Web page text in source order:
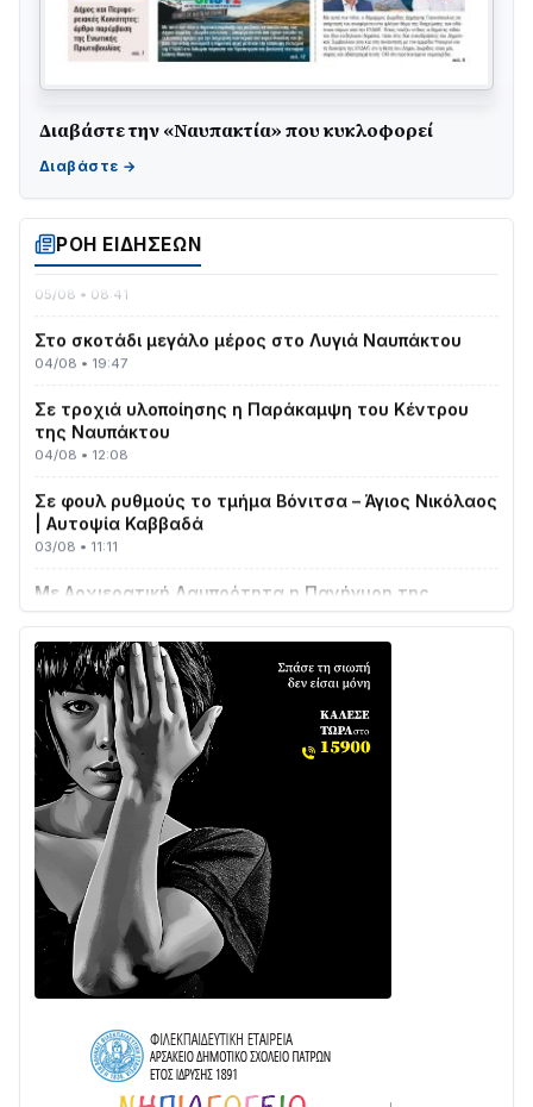
Διαβάστε την «Ναυπακτία» που κυκλοφορεί
ΡΟΗ ΕΙΔΗΣΕΩΝ
Παράδοση, Χορός & Γλέντι!
08/08 • 12:01
ΤΟ ΠΑΡΤΥ ΣΥΝΕΧΙΖΕΤΑΙ…
05/08 • 08:41
04/08 • 19:47
της Ναυπάκτου
04/08 • 12:08
| Αυτοψία Καββαδά
03/08 • 11:11
Μεταμορφώσεως του Σωτήρος στο Γολέμι
03/08 • 07:45
Ενισχύεται η Πολιτική Προστασία στο Δήμο Αγρινίου
με δύο νέα υδροφόρα οχήματα
02/08 • 18:26
Διαβάστε την «Ναυπακτία» που κυκλοφορεί
31/07 • 08:16
Δωρίδα για Όλους: «Καμία εκχώρηση των νερών
στην ΕΥΔΑΠ»
28/07 • 21:46
Διαβάστε την «Ναυπακτία» που κυκλοφορεί
24/07 • 11:31
Γιορτή της Τράτας 2026 | Ερατεινή Δωρίδας:
Παράδοση, Χορός & Γλέντι!
08/08 • 12:01
ΤΟ ΠΑΡΤΥ ΣΥΝΕΧΙΖΕΤΑΙ…
05/08 • 08:41